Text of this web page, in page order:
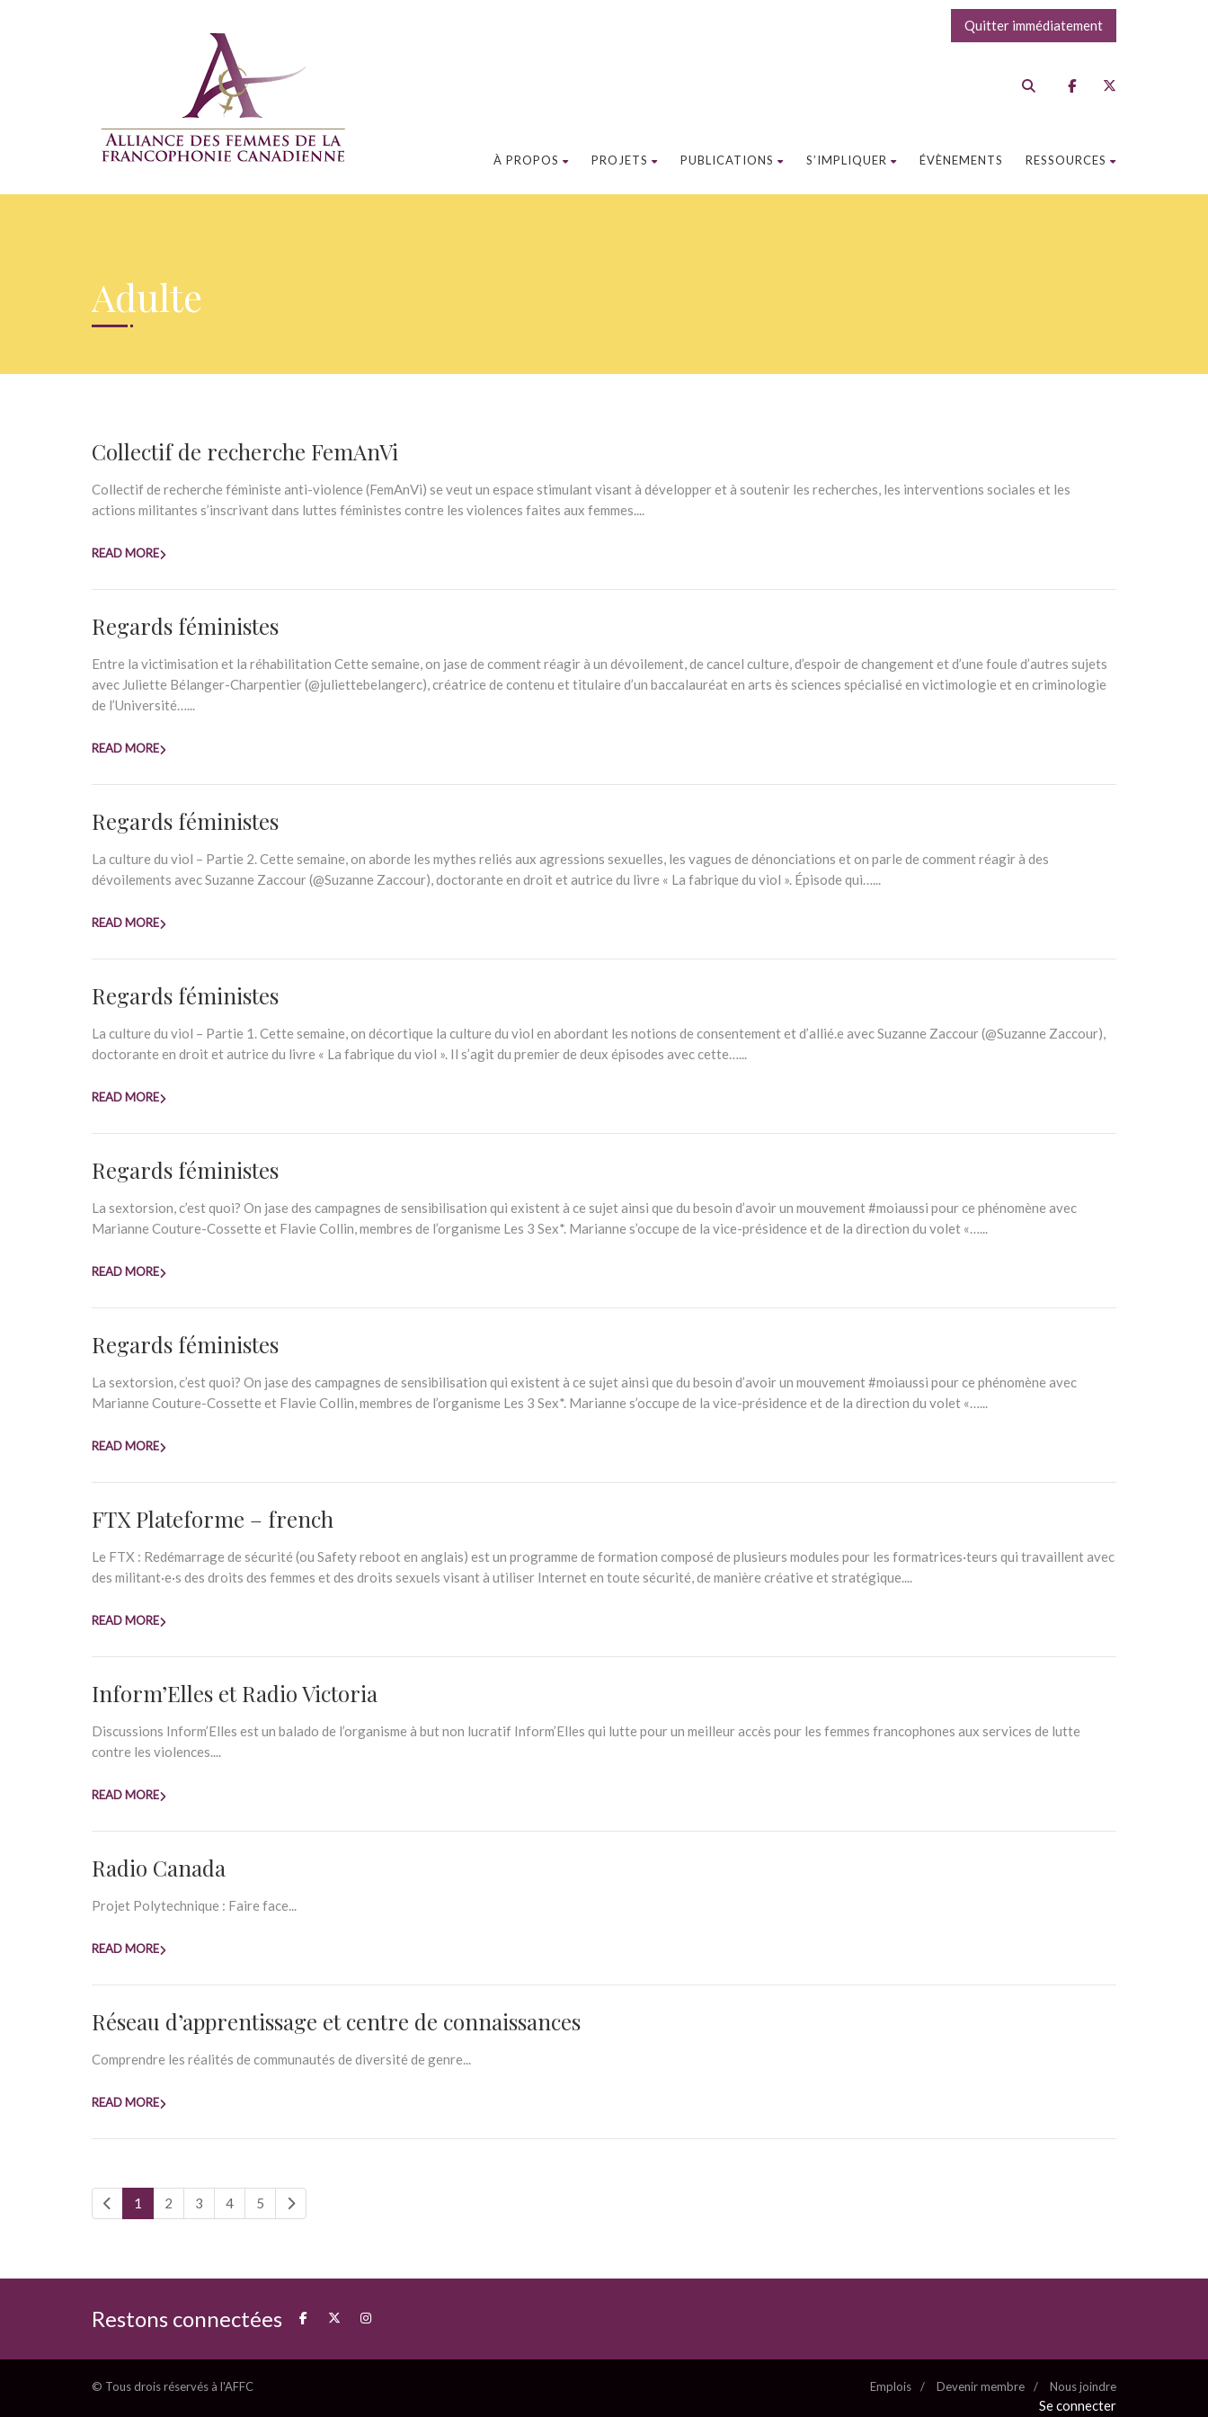
Quitter immédiatement
À PROPOS PROJETS PUBLICATIONS S’IMPLIQUER ÉVÈNEMENTS RESSOURCES
Adulte
Collectif de recherche FemAnVi
Collectif de recherche féministe anti-violence (FemAnVi) se veut un espace stimulant visant à développer et à soutenir les recherches, les interventions sociales et les
actions militantes s’inscrivant dans luttes féministes contre les violences faites aux femmes....
READ MORE
Regards féministes
Entre la victimisation et la réhabilitation Cette semaine, on jase de comment réagir à un dévoilement, de cancel culture, d’espoir de changement et d’une foule d’autres sujets
avec Juliette Bélanger-Charpentier (@juliettebelangerc), créatrice de contenu et titulaire d’un baccalauréat en arts ès sciences spécialisé en victimologie et en criminologie
de l’Université…...
READ MORE
Regards féministes
La culture du viol – Partie 2. Cette semaine, on aborde les mythes reliés aux agressions sexuelles, les vagues de dénonciations et on parle de comment réagir à des
dévoilements avec Suzanne Zaccour (@Suzanne Zaccour), doctorante en droit et autrice du livre « La fabrique du viol ». Épisode qui…...
READ MORE
Regards féministes
La culture du viol – Partie 1. Cette semaine, on décortique la culture du viol en abordant les notions de consentement et d’allié.e avec Suzanne Zaccour (@Suzanne Zaccour),
doctorante en droit et autrice du livre « La fabrique du viol ». Il s’agit du premier de deux épisodes avec cette…...
READ MORE
Regards féministes
La sextorsion, c’est quoi? On jase des campagnes de sensibilisation qui existent à ce sujet ainsi que du besoin d’avoir un mouvement #moiaussi pour ce phénomène avec
Marianne Couture-Cossette et Flavie Collin, membres de l’organisme Les 3 Sex*. Marianne s’occupe de la vice-présidence et de la direction du volet «…...
READ MORE
Regards féministes
La sextorsion, c’est quoi? On jase des campagnes de sensibilisation qui existent à ce sujet ainsi que du besoin d’avoir un mouvement #moiaussi pour ce phénomène avec
Marianne Couture-Cossette et Flavie Collin, membres de l’organisme Les 3 Sex*. Marianne s’occupe de la vice-présidence et de la direction du volet «…...
READ MORE
FTX Plateforme – french
Le FTX : Redémarrage de sécurité (ou Safety reboot en anglais) est un programme de formation composé de plusieurs modules pour les formatrices·teurs qui travaillent avec
des militant·e·s des droits des femmes et des droits sexuels visant à utiliser Internet en toute sécurité, de manière créative et stratégique....
READ MORE
Inform’Elles et Radio Victoria
Discussions Inform’Elles est un balado de l’organisme à but non lucratif Inform’Elles qui lutte pour un meilleur accès pour les femmes francophones aux services de lutte
contre les violences....
READ MORE
Radio Canada
Projet Polytechnique : Faire face...
READ MORE
Réseau d’apprentissage et centre de connaissances
Comprendre les réalités de communautés de diversité de genre...
READ MORE
1 2 3 4 5
Restons connectées
© Tous drois réservés à l'AFFC Emplois Devenir membre Nous joindre
Se connecter